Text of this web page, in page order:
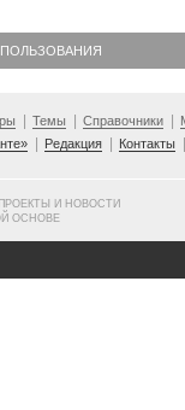
Темы Справочники
Редакция Контакты
И НОВОСТИ
ОСНОВЕ